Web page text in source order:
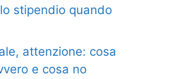
stipendio quando
attenzione: cosa
e cosa no